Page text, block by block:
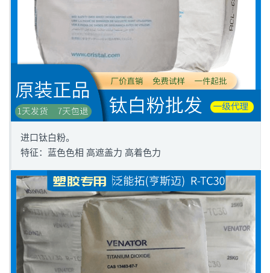
进口钛白粉。
特征：蓝色色相 高遮盖力 高着色力